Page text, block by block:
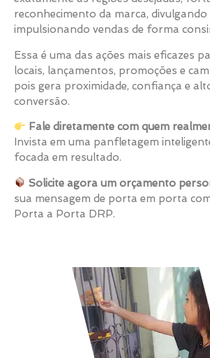
reconhecimento da marca,
impulsionando vendas de forma
Essa é uma das ações mais eficazes
locais, lançamentos, promoções e
pois gera proximidade, confiança e
conversão.
Fale diretamente com quem
Invista em uma panfletagem
focada em resultado.
Solicite agora um orçamento
sua mensagem de porta em porta
Porta a Porta DRP.